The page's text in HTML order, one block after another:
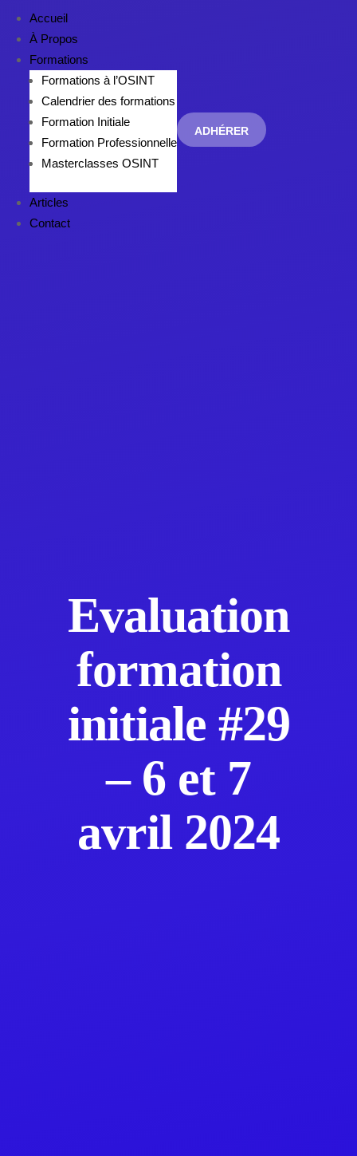
Accueil
À Propos
Formations
Formations à l’OSINT
Calendrier des formations
Formation Initiale
Formation Professionnelle
Masterclasses OSINT
Articles
Contact
ADHÉRER
Evaluation
formation
initiale #29
– 6 et 7
avril 2024